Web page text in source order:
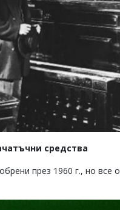
средства
през 1960 г., но